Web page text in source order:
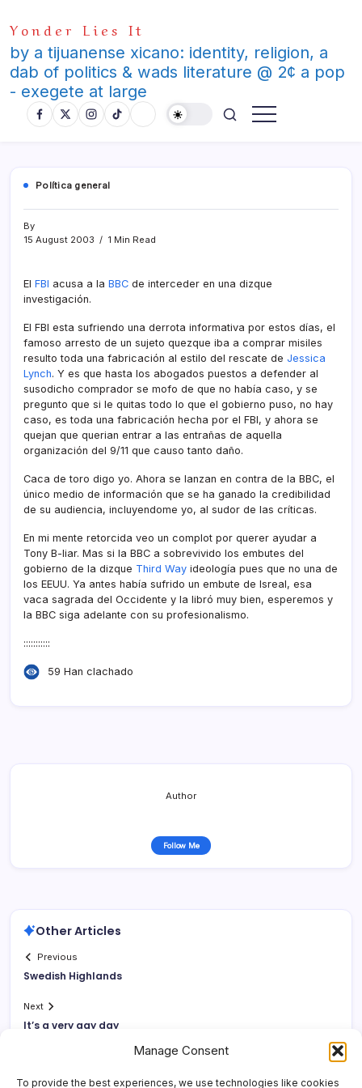
Manage Consent
To provide the best experiences, we use technologies like cookies
to
content
Yonder Lies It
by a tijuanense xicano: identity, religion, a
dab of politics & wads literature @ 2¢ a pop
- exegete at large
Polí­tica general
By
15 August 2003
1 Min Read
El FBI acusa a la BBC de interceder en una dizque
investigación.
El FBI esta sufriendo una derrota informativa por estos dí­as, el
famoso arresto de un sujeto quezque iba a comprar misiles
resulto toda una fabricación al estilo del rescate de Jessica
Lynch. Y es que hasta los abogados puestos a defender al
susodicho comprador se mofo de que no habí­a caso, y se
pregunto que si le quitas todo lo que el gobierno puso, no hay
caso, es toda una fabricación hecha por el FBI, y ahora se
quejan que querian entrar a las entrañas de aquella
organización del 9/11 que causo tanto daño.
Caca de toro digo yo. Ahora se lanzan en contra de la BBC, el
único medio de información que se ha ganado la credibilidad
de su audiencia, incluyendome yo, al sudor de las crí­ticas.
En mi mente retorcida veo un complot por querer ayudar a
Tony B-liar. Mas si la BBC a sobrevivido los embutes del
gobierno de la dizque Third Way ideologí­a pues que no una de
los EEUU. Ya antes habí­a sufrido un embute de Isreal, esa
vaca sagrada del Occidente y la libró muy bien, esperemos y
la BBC siga adelante con su profesionalismo.
:::::::::::
59 Han clachado
Author
Follow Me
Other Articles
Previous
Swedish Highlands
Next
It’s a very gay day